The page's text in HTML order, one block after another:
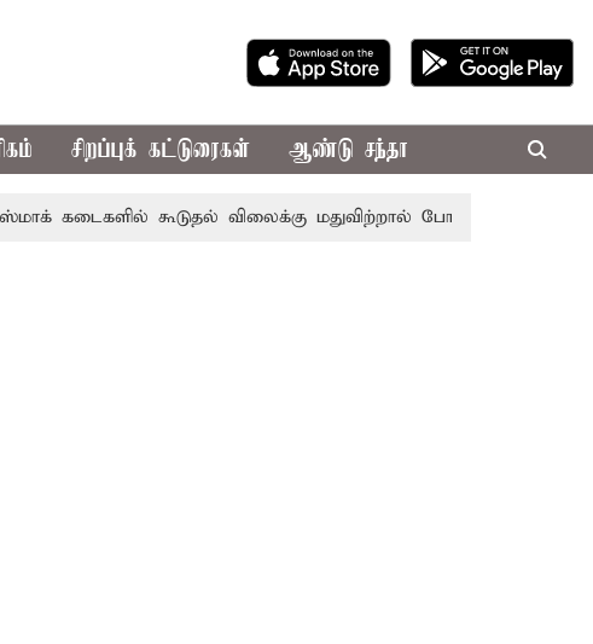
சிறப்புக் கட்டுரைகள் ஆண்டு சந்தா
கூடுதல் விலைக்கு மதுவிற்றால் போலீசில் புகார்